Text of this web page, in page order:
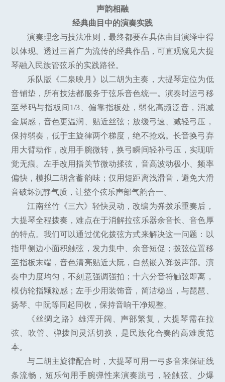
声韵相融
经典曲目中的演奏实践
演奏理念与技法准则，最终都要在具体曲目演绎中得
以体现。透过三首广为流传的经典作品，可直观窥见大提
琴融入民族管弦乐的实践路径。
乐队版《二泉映月》以二胡为主奏，大提琴定位为低
音铺垫，所有技法都服务于弦乐音色统一。演奏时运弓移
至琴码与指板间1/3、偏靠指板处，弱化高频泛音，消减
金属感，音色更温润、贴近丝弦；放缓弓速、减轻弓压，
保持弱奏，低于主旋律两个梯度，绝不抢戏。长音换弓弃
用大臂动作，改用手腕微转，换弓瞬间轻补弓压，实现听
觉无痕。左手改用指关节微动揉弦，音高波动极小、频率
偏快，模拟二胡含蓄韵味；仅用短距离浅滑音，避免大滑
音破坏沉静气质，让整个弦乐声部气韵合一。
江南丝竹《三六》轻快灵动，改编为弹拨乐重奏后，
大提琴全程拨奏，难点在于消解拉弦乐器余音长、音色厚
的特点。我们可以通过优化拨弦方式来解决这一问题：以
指甲侧边小面积触弦，发力集中、余音短促；拨弦位置移
至指板末端，音色清亮贴近大阮，自然嵌入弹拨声部。演
奏中力度均匀，不刻意强调强拍；十六分音符触弦即离，
模仿轮指颗粒感；左手少用装饰音，简洁稳当，与琵琶、
扬琴、中阮等同起同收，保持音响干净规整。
《丝绸之路》雄浑开阔、声部繁复，大提琴需在拉
弦、吹管、弹拨间灵活切换，是民族化合奏的高难度范
本。
与二胡主旋律配合时，大提琴可用一弓多音来保证线
条流畅，短乐句用手腕弹性来演奏跳弓，轻触弦、少爆